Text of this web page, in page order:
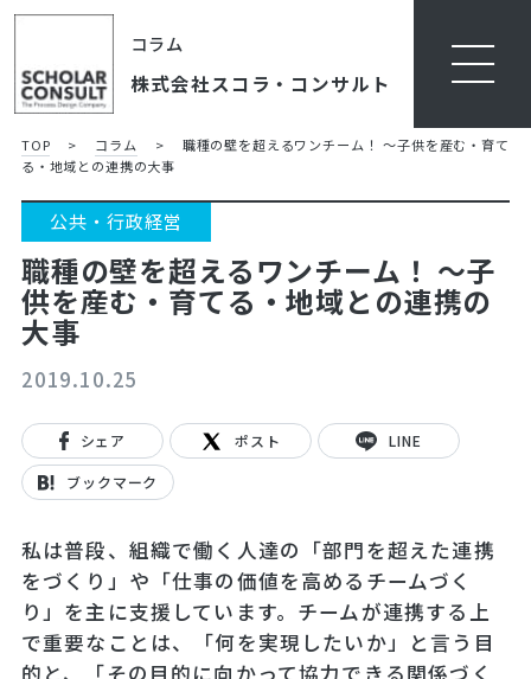
コラム
株式会社スコラ・コンサルト
TOP > コラム >
職種の壁を超えるワンチーム！ ～子供を産む・育て
る・地域との連携の大事
公共・行政経営
職種の壁を超えるワンチーム！ ～子
供を産む・育てる・地域との連携の
大事
2019.10.25
シェア ポスト LINE
ブックマーク
私は普段、組織で働く人達の「部門を超えた連携
をづくり」や「仕事の価値を高めるチームづく
り」を主に支援しています。チームが連携する上
で重要なことは、「何を実現したいか」と言う目